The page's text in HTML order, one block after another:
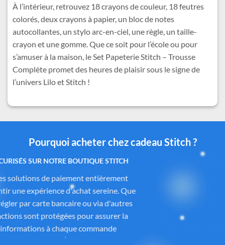
À l’intérieur, retrouvez 18 crayons de couleur, 18 feutres
colorés, deux crayons à papier, un bloc de notes
autocollantes, un stylo arc-en-ciel, une règle, un taille-
crayon et une gomme. Que ce soit pour l’école ou pour
s’amuser à la maison, le Set Papeterie Stitch – Trousse
Complète promet des heures de plaisir sous le signe de
l’univers Lilo et Stitch !
Pourquoi acheter chez cadeau Stitch ?
Des produits authentiques inspirés de l’univers
officiel Disney®
Tous les articles proposés surCadeau-Stitch.com
soigneusement sélectionnés auprès de fournisseurs
partenaires proposant des produits sous licence ou inspirés
de l’universofficiel de Disney®